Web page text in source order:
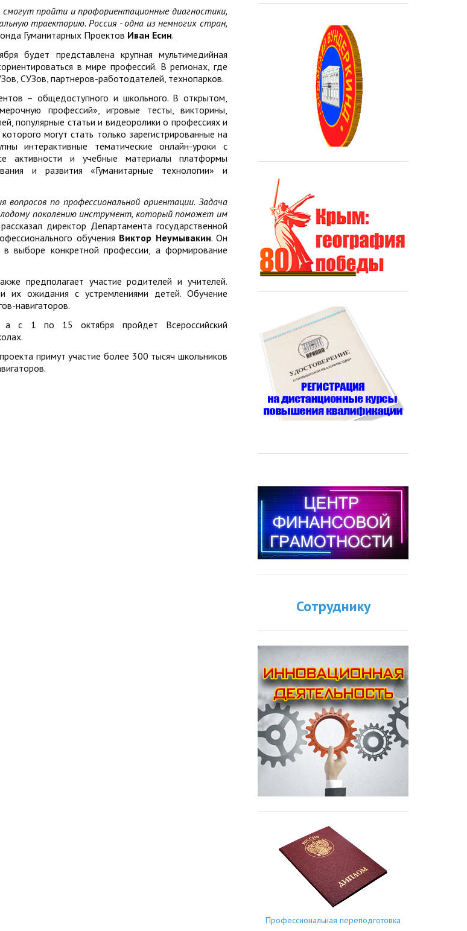
пройти и профориентационные диагностики,
траекторию. Россия - одна из немногих стран,
Гуманитарных Проектов Иван Есин.
будет представлена крупная мультимедийная
в мире профессий. В регионах, где
СУЗов, партнеров-работодателей, технопарков.
– общедоступного и школьного. В открытом,
профессий», игровые тесты, викторины,
популярные статьи и видеоролики о профессиях и
могут стать только зарегистрированные на
интерактивные тематические онлайн-уроки с
активности и учебные материалы платформы
и развития «Гуманитарные технологии» и
по профессиональной ориентации. Задача
поколению инструмент, который поможет им
директор Департамента государственной
обучения Виктор Неумывакин. Он
выборе конкретной профессии, а формирование
предполагает участие родителей и учителей.
их ожидания с устремлениями детей. Обучение
навигаторов.
а с 1 по 15 октября пройдет Всероссийский
примут участие более 300 тысяч школьников
Сотруднику
Профессиональная переподготовка